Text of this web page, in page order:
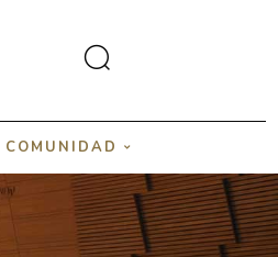
COMUNIDAD